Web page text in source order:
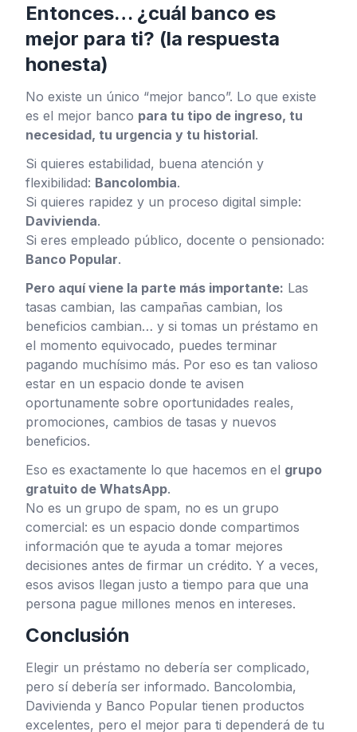
Entonces… ¿cuál banco es
mejor para ti? (la respuesta
honesta)
No existe un único “mejor banco”. Lo que existe
es el mejor banco para tu tipo de ingreso, tu
necesidad, tu urgencia y tu historial.
Si quieres estabilidad, buena atención y
flexibilidad: Bancolombia.
Si quieres rapidez y un proceso digital simple:
Davivienda.
Si eres empleado público, docente o pensionado:
Banco Popular.
Pero aquí viene la parte más importante: Las
tasas cambian, las campañas cambian, los
beneficios cambian… y si tomas un préstamo en
el momento equivocado, puedes terminar
pagando muchísimo más. Por eso es tan valioso
estar en un espacio donde te avisen
oportunamente sobre oportunidades reales,
promociones, cambios de tasas y nuevos
beneficios.
Eso es exactamente lo que hacemos en el grupo
gratuito de WhatsApp.
No es un grupo de spam, no es un grupo
comercial: es un espacio donde compartimos
información que te ayuda a tomar mejores
decisiones antes de firmar un crédito. Y a veces,
esos avisos llegan justo a tiempo para que una
persona pague millones menos en intereses.
Conclusión
Elegir un préstamo no debería ser complicado,
pero sí debería ser informado. Bancolombia,
Davivienda y Banco Popular tienen productos
excelentes, pero el mejor para ti dependerá de tu